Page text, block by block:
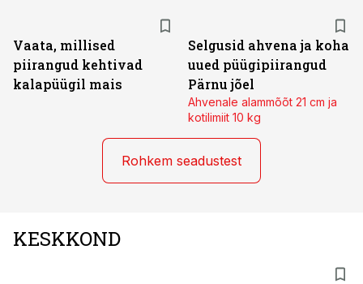
Vaata, millised
piirangud kehtivad
kalapüügil mais
Selgusid ahvena ja koha
uued püügipiirangud
Pärnu jõel
Ahvenale alammõõt 21 cm ja
kotilimiit 10 kg
Rohkem seadustest
KESKKOND